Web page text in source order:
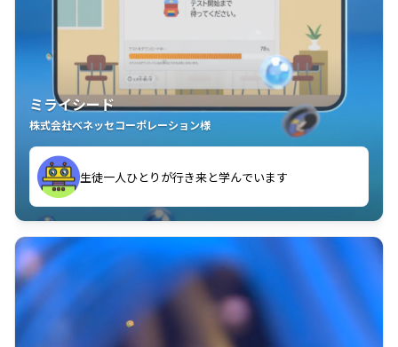
ミライシード
株式会社ベネッセコーポレーション様
生徒一人ひとりが行き来と学んでいます
教室中の児童生徒が「問題が解けてうれしい」「解く
ことが楽しい」を実感しています